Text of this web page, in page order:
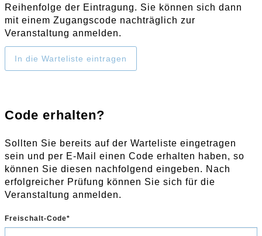
Reihenfolge der Eintragung. Sie können sich dann
mit einem Zugangscode nachträglich zur
Veranstaltung anmelden.
In die Warteliste eintragen
Code erhalten?
Sollten Sie bereits auf der Warteliste eingetragen
sein und per E-Mail einen Code erhalten haben, so
können Sie diesen nachfolgend eingeben. Nach
erfolgreicher Prüfung können Sie sich für die
Veranstaltung anmelden.
Freischalt-Code